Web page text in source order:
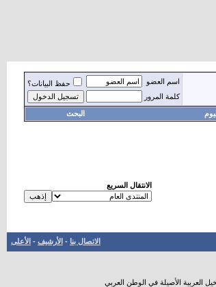
اسم العضو
حفظ البيانات؟
كلمة المرور
البحث
الانتقال السريع
الاتصال بنا - الأرشيف - الأعلى
العربية الأصيلة في الوطن العربي